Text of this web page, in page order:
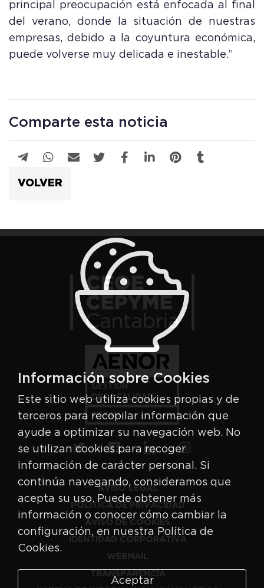
principal preocupación está enfocada al final
del verano, donde la situación de nuestras
empresas, debido a la coyuntura económica,
puede volverse muy delicada e inestable.”
Comparte esta noticia
VOLVER
AVISO LEGAL
POLÍTICA DE PRIVACIDAD
AVISO DE COOKIES
IDENTIDAD CORPORATIVA
WEBMAIL
TRANSPARENCIA
Información sobre Cookies
Este sitio web utiliza cookies propias y de
terceros para recopilar información que
ayude a optimizar su navegación web. No
se utilizan cookies para recoger
información de carácter personal. Si
continúa navegando, consideramos que
acepta su uso. Puede obtener más
información o conocer cómo cambiar la
configuración, en nuestra Política de
Cookies.
Aceptar